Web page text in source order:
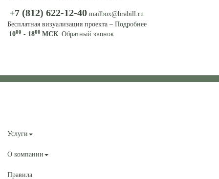
+7 (812) 622-12-40 mailbox@brabill.ru
Бесплатная визуализация проекта – Подробнее
1000 - 1800 МСК Обратный звонок
Услуги
О компании
Правила